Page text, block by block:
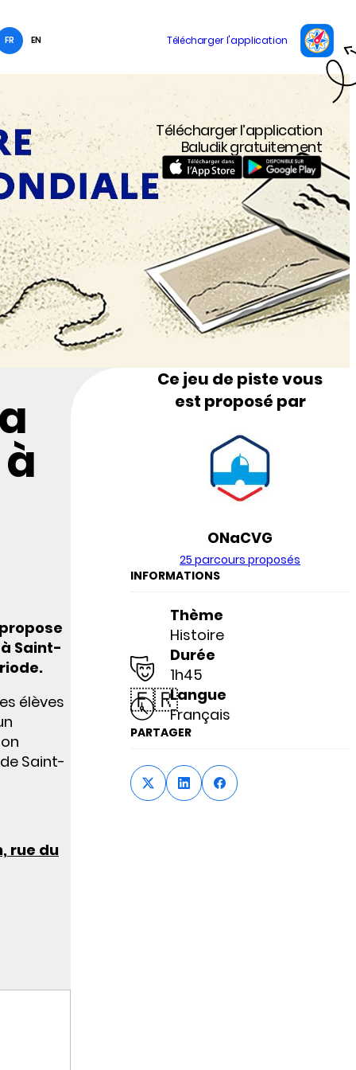
FR EN
Télécharger l’application
Baludik gratuitement
Saint-
élèves
Saint-
rue du
Ce jeu de piste vous
est proposé par
ONaCVG
25 parcours proposés
INFORMATIONS
Thème
Histoire
Durée
1h45
🇫🇷Langue
Français
PARTAGER